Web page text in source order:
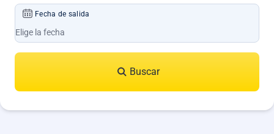
Fecha de salida
Buscar